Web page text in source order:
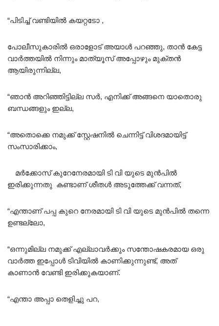
“പിടിച്ച് വണ്ടിയിൽ കയറ്റടോ ,
പോലീസുകാരിൽ ഒരാളോട് അയാൾ പറഞ്ഞു, താൻ കേട്ട
വാർത്തയിൽ നിന്നും മാത്യൂസ് അപ്പോഴും മുക്തൻ
ആയിരുന്നില്ല,
“ഞാൻ അറിഞ്ഞിട്ടില്ല സർ, എനിക്ക് അങ്ങനെ യാതൊരു
ബന്ധങ്ങളും ഇല്ല,
“അതൊക്കെ നമുക്ക് സ്റ്റേഷനിൽ ചെന്നിട്ട് വിശദമായിട്ട്
സംസാരിക്കാം,
മർക്കോസ് കുറേനേരമായി ടി വി യുടെ മുൻപിൽ
ഇരിക്കുന്നതു കണ്ടാണ് ശീതൾ അടുത്തേക്ക് വന്നത്,
“എന്താണ് പപ്പ കുറെ നേരമായി ടി വി യുടെ മുൻപിൽ തന്നെ
ഉണ്ടല്ലോ,
“ഒന്നുമില്ല നമുക്ക് എല്ലാവർക്കും സന്തോഷകരമായ ഒരു
വാർത്ത ഇപ്പോൾ ടിവിയിൽ കാണിക്കുന്നുണ്ട്, അത്‌
കാണാൻ വേണ്ടി ഇരിക്കുകയാണ്.
“എന്താ അപ്പാ തെളിച്ചു പറ,